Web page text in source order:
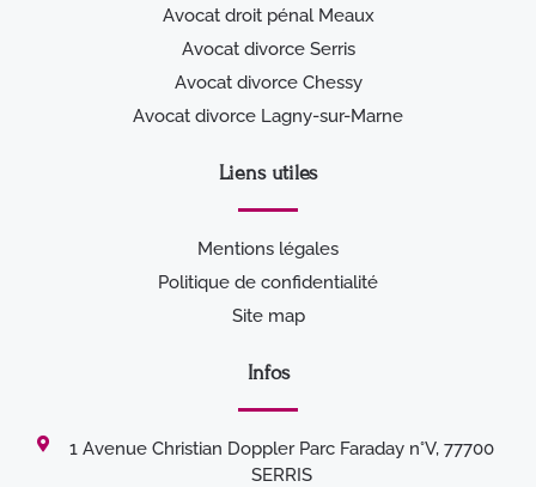
Avocat droit pénal Meaux
Avocat divorce Serris
Avocat divorce Chessy
Avocat divorce Lagny-sur-Marne
Liens utiles
Mentions légales
Politique de confidentialité
Site map
Infos
1 Avenue Christian Doppler Parc Faraday n°V, 77700
SERRIS